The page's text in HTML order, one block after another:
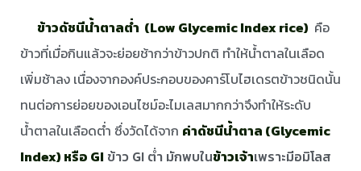
ข้าวดัชนีน้ำตาลต่ำ (Low Glycemic Index rice) คือ
ข้าวที่เมื่อกินแล้วจะย่อยช้ากว่าข้าวปกติ ทำให้น้ำตาลในเลือด
เพิ่มช้าลง เนื่องจากองค์ประกอบของคาร์โบไฮเดรตข้าวชนิดนั้น
ทนต่อการย่อยของเอนไซม์อะไมเลสมากกว่าจึงทำให้ระดับ
น้ำตาลในเลือดต่ำ ซึ่งวัดได้จาก ค่าดัชนีน้ำตาล (Glycemic
Index) หรือ GI ข้าว GI ต่ำ มักพบในข้าวเจ้าเพราะมีอมิโลส